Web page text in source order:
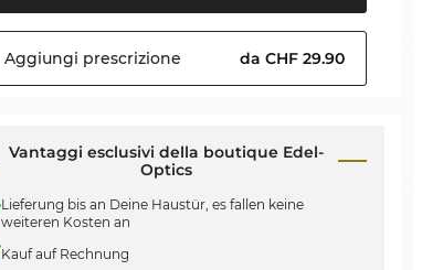
Aggiungi prescrizione da CHF 29.90
Vantaggi esclusivi della boutique Edel-
Optics
Lieferung bis an Deine Haustür, es fallen keine
weiteren Kosten an
Kauf auf Rechnung